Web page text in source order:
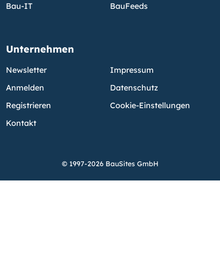
Bau-IT
BauFeeds
Unternehmen
Newsletter
Anmelden
Registrieren
Kontakt
Impressum
Datenschutz
Cookie-Einstellungen
© 1997-2026 BauSites GmbH